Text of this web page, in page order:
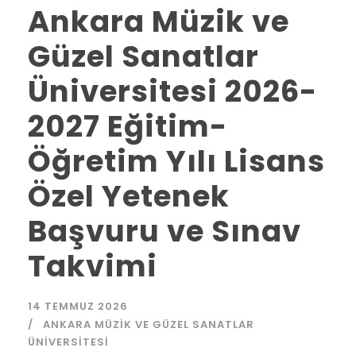
Ankara Müzik ve
Güzel Sanatlar
Üniversitesi 2026-
2027 Eğitim-
Öğretim Yılı Lisans
Özel Yetenek
Başvuru ve Sınav
Takvimi
14 TEMMUZ 2026
ANKARA MÜZIK VE GÜZEL SANATLAR
ÜNIVERSITESI